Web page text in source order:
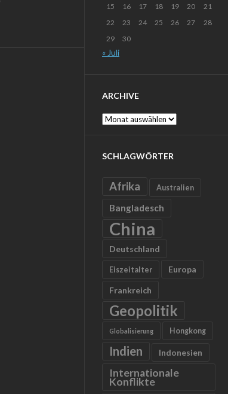
15
16 17 18 19 20
21
22
23 24 25 26 27
28
29
30
« Juli
ARCHIVE
Archive
SCHLAGWÖRTER
Afrika Australien
Bangladesch
China
Deutschland
Eiszeitalter Europa
Frankreich
Geopolitik
Globalisierung Hongkong
Indien Indonesien
Internationale
Konflikte